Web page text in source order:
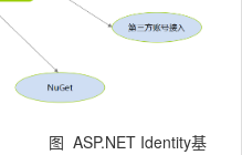
图 ASP.NET Identity基